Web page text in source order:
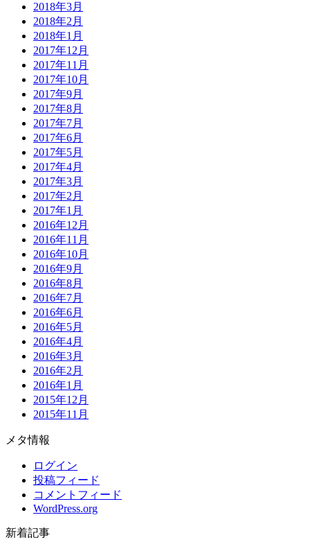
2018年3月
2018年2月
2018年1月
2017年12月
2017年11月
2017年10月
2017年9月
2017年8月
2017年7月
2017年6月
2017年5月
2017年4月
2017年3月
2017年2月
2017年1月
2016年12月
2016年11月
2016年10月
2016年9月
2016年8月
2016年7月
2016年6月
2016年5月
2016年4月
2016年3月
2016年2月
2016年1月
2015年12月
2015年11月
メタ情報
ログイン
投稿フィード
コメントフィード
WordPress.org
新着記事